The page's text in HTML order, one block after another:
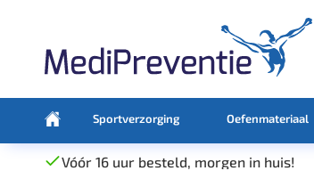
Sportverzorging Oefenmateriaal
Vóór 16 uur besteld, morgen in huis!